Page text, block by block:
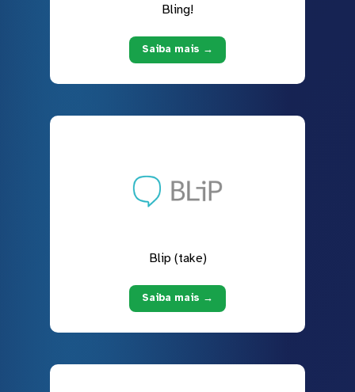
Bling!
Saiba mais →
Blip (take)
Saiba mais →